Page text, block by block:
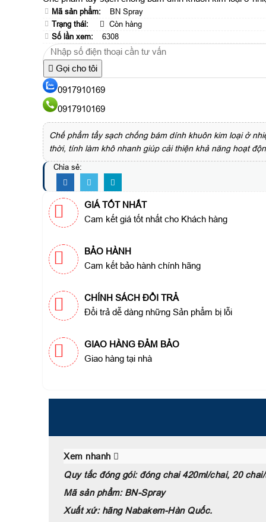
Mã sản phẩm:
BN Spray
Trạng thái:
Còn hàng
Số lần xem:
6308
Gọi cho tôi
0917910169
0917910169
Chế phẩm tẩy sạch chống bám dính khuôn kim loại ở
thời, tính làm khô nhanh giúp cải thiện khả năng hoạt
Chia sẻ:
GIÁ TỐT NHẤT
Cam kết giá tốt nhất cho Khách hàng
BẢO HÀNH
Cam kết bảo hành chính hãng
CHÍNH SÁCH ĐỔI TRẢ
Đổi trả dễ dàng những Sản phẩm bị lỗi
GIAO HÀNG ĐẢM BẢO
Giao hàng tại nhà
Xem nhanh
Quy tắc đóng gói: đóng chai 420ml/chai, 20
Mã sản phẩm: BN-Spray
Xuất xứ: hãng Nabakem-Hàn Quốc.